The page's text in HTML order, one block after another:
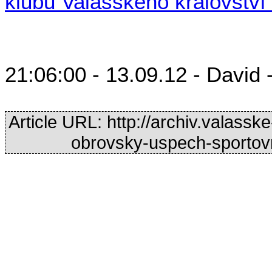
21:06:00 - 13.09.12 - David
Article URL: http://
obrovsky-uspech-